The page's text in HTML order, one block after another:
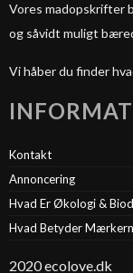
Vores madopskrifter
og såvidt muligt
Vi håber du finder
Kontakt
Annoncering
Hvad Er Økologi &
Hvad Betyder
2020 ecolove.dk